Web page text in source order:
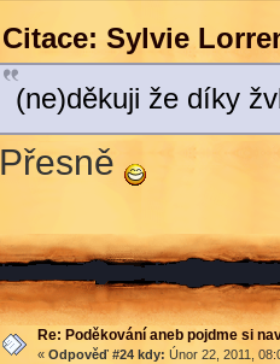
Citace: Sylvie
(ne)děkuji že díky
Přesně
Re: Poděkování aneb pojdme si
« Odpověď #24 kdy: Únor 22, 2011,